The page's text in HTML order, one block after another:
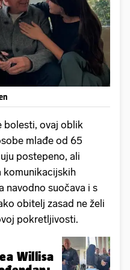
bolesti, ovaj oblik
mlađe od 65
postepeno, ali
komunikacijskih
navodno suočava i s
obitelj zasad ne želi
pokretljivosti.
Willisa